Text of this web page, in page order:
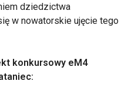
dziedzictwa
w nowatorskie ujęcie tego
konkursowy eM4